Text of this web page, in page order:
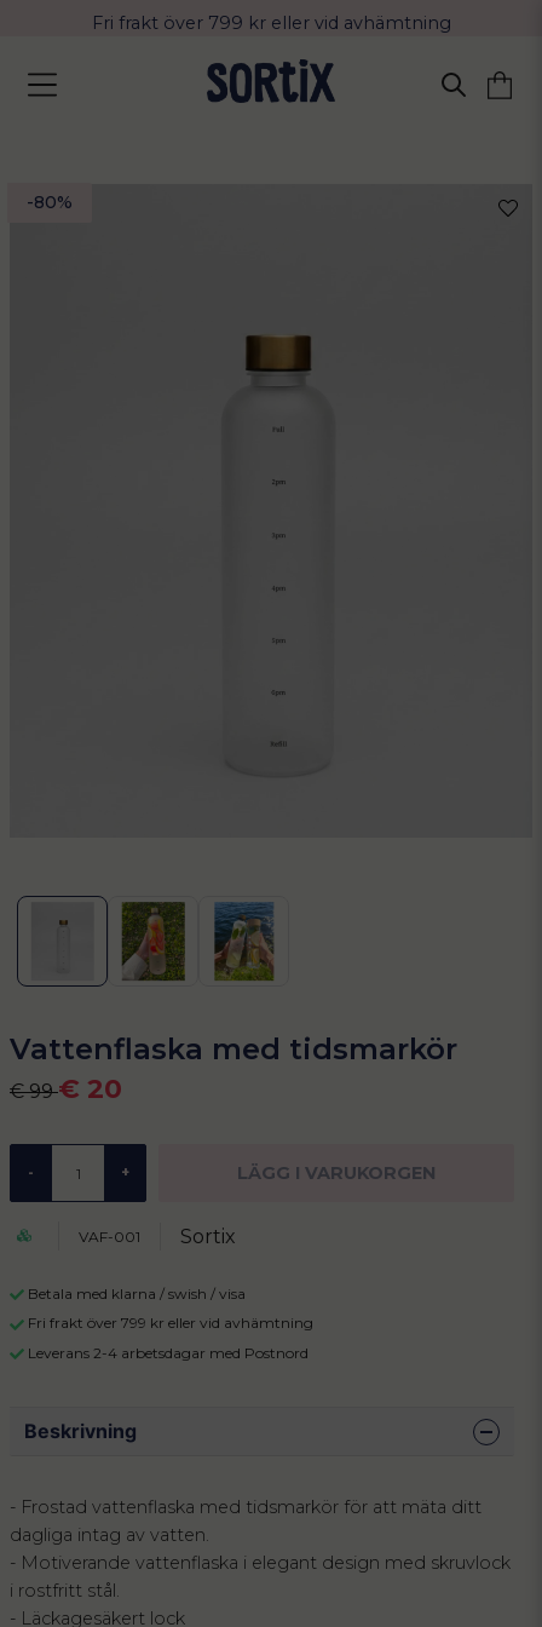
Fri frakt över 799 kr eller vid avhämtning
Leverans 2-4 arbetsdagar med Postnord
-80%
Vattenflaska med tidsmarkör
€ 99€ 20
- + LÄGG I VARUKORGEN
VAF-001 Sortix
Betala med klarna / swish / visa
Fri frakt över 799 kr eller vid avhämtning
Leverans 2-4 arbetsdagar med Postnord
Beskrivning
- Frostad vattenflaska med tidsmarkör för att mäta ditt
dagliga intag av vatten.
- Motiverande vattenflaska i elegant design med skruvlock
i rostfritt stål.
- Läckagesäkert lock